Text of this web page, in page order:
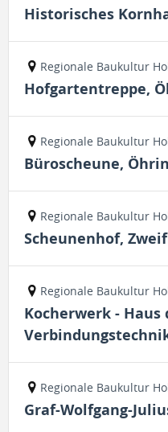
Historisches
Regionale Baukultur
Hofgartentreppe,
Regionale Baukultur
Büroscheune,
Regionale Baukultur
Scheunenhof,
Regionale Baukultur
Kocherwerk - Haus
Regionale Baukultur
Graf-Wolfgang-